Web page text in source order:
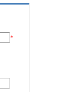
*